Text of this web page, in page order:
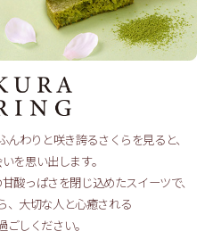
わりと咲き誇るさくらを見ると、
を思い出します。
酸っぱさを閉じ込めたスイーツで、
、大切な人と心癒される
ごしください。